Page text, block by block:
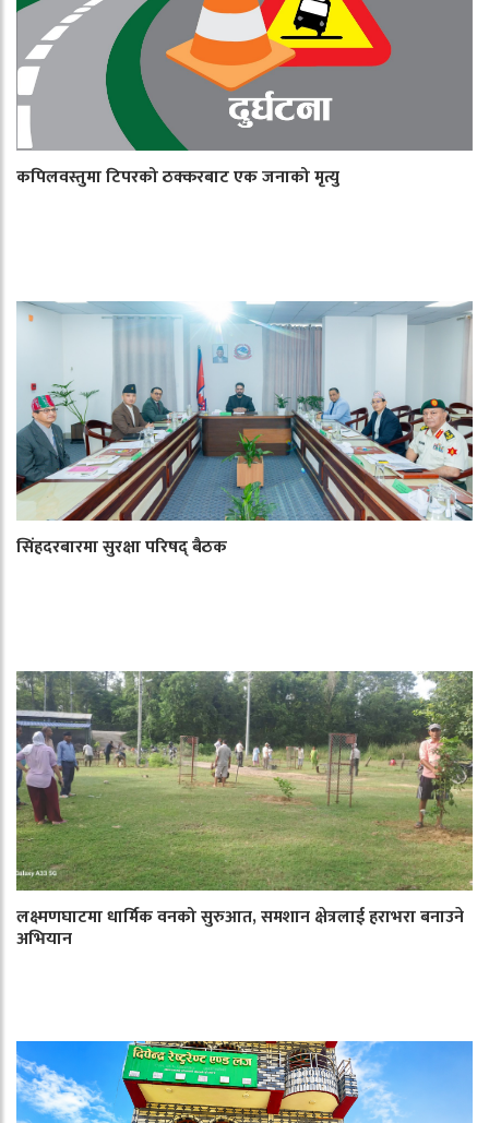
कपिलवस्तुमा टिपरको ठक्करबाट एक जनाको मृत्यु
सिंहदरबारमा सुरक्षा परिषद् बैठक
लक्ष्मणघाटमा धार्मिक वनको सुरुआत, समशान क्षेत्रलाई हराभरा बनाउने
अभियान